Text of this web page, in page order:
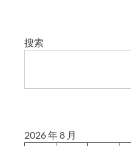
搜索
2026 年 8 月